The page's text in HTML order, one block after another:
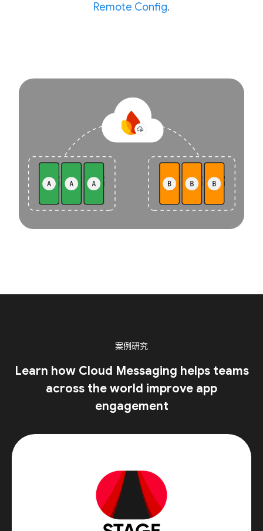
Remote Config.
案例研究
Learn how Cloud Messaging helps teams
across the world improve app
engagement